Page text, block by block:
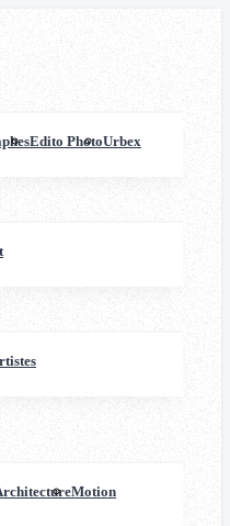
Edito PhotoUrbex
Motion